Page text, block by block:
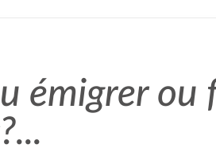
émigrer ou